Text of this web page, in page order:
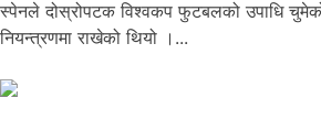
स्पेनले दोस्रोपटक विश्वकप फुटबलको उपाधि
नियन्त्रणमा राखेको थियो ।...